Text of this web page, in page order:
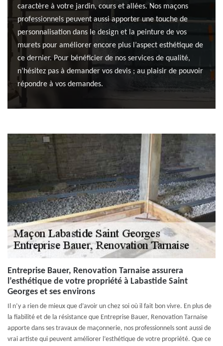
caractère à votre jardin, cours et allées. Nos maçons
professionnels peuvent aussi apporter une touche de
personnalisation dans le design et la peinture de vos
murets pour améliorer encore plus l’aspect esthétique de
ce dernier. Pour bénéficier de nos services de qualité,
n’hésitez pas à demander vos devis ; au plaisir de pouvoir
répondre à vos demandes.
Entreprise Bauer, Renovation Tarnaise assurera
l’esthétique de votre propriété à Labastide Saint
Georges et ses environs
Il n’y a rien de mieux que d’avoir un chez soi où il fait bon vivre. En plus de
la fiabilité et de la résistance que Entreprise Bauer, Renovation Tarnaise
apporte dans ses travaux de maçonnerie, nos professionnels sont aussi de
vrai artiste qui peuvent améliorer l’esthétique de votre propriété. Que ce